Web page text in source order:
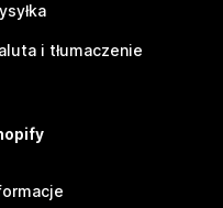
i tłumaczenie